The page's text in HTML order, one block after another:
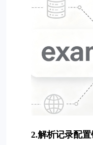
2.解析记录配